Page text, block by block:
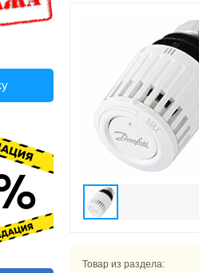
Товар из раздела: